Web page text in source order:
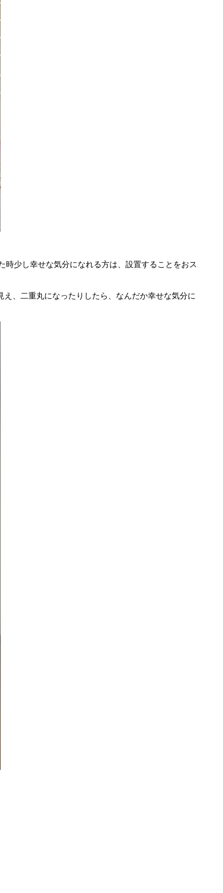
少し幸せな気分になれる方は、設置することをおス
、二重丸になったりしたら、なんだか幸せな気分に